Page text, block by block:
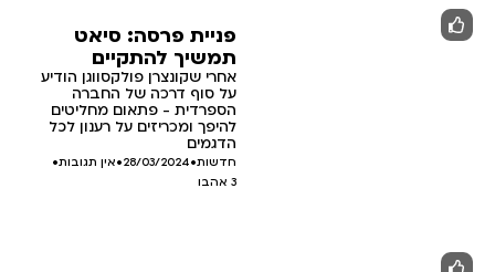
פניית פרסה: סיאט
תמשיך להתקיים
אחרי שקונצרן פולקסווגן הודיע
על סוף דרכה של החברה
הספרדית - פתאום מחליטים
להיפך ומכריזים על רענון לכל
הדגמים
חדשות•
28/03/2024
•אין תגובות•
3 אהבו